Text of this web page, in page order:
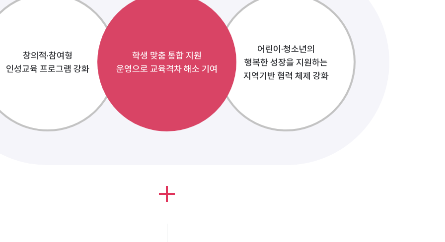
창의적·참여형
인성교육 프로그램 강화
학생 맞춤 통합 지원
운영으로 교육격차 해소 기여
어린이·청소년의
행복한 성장을 지원하는
지역기반 협력 체제 강화